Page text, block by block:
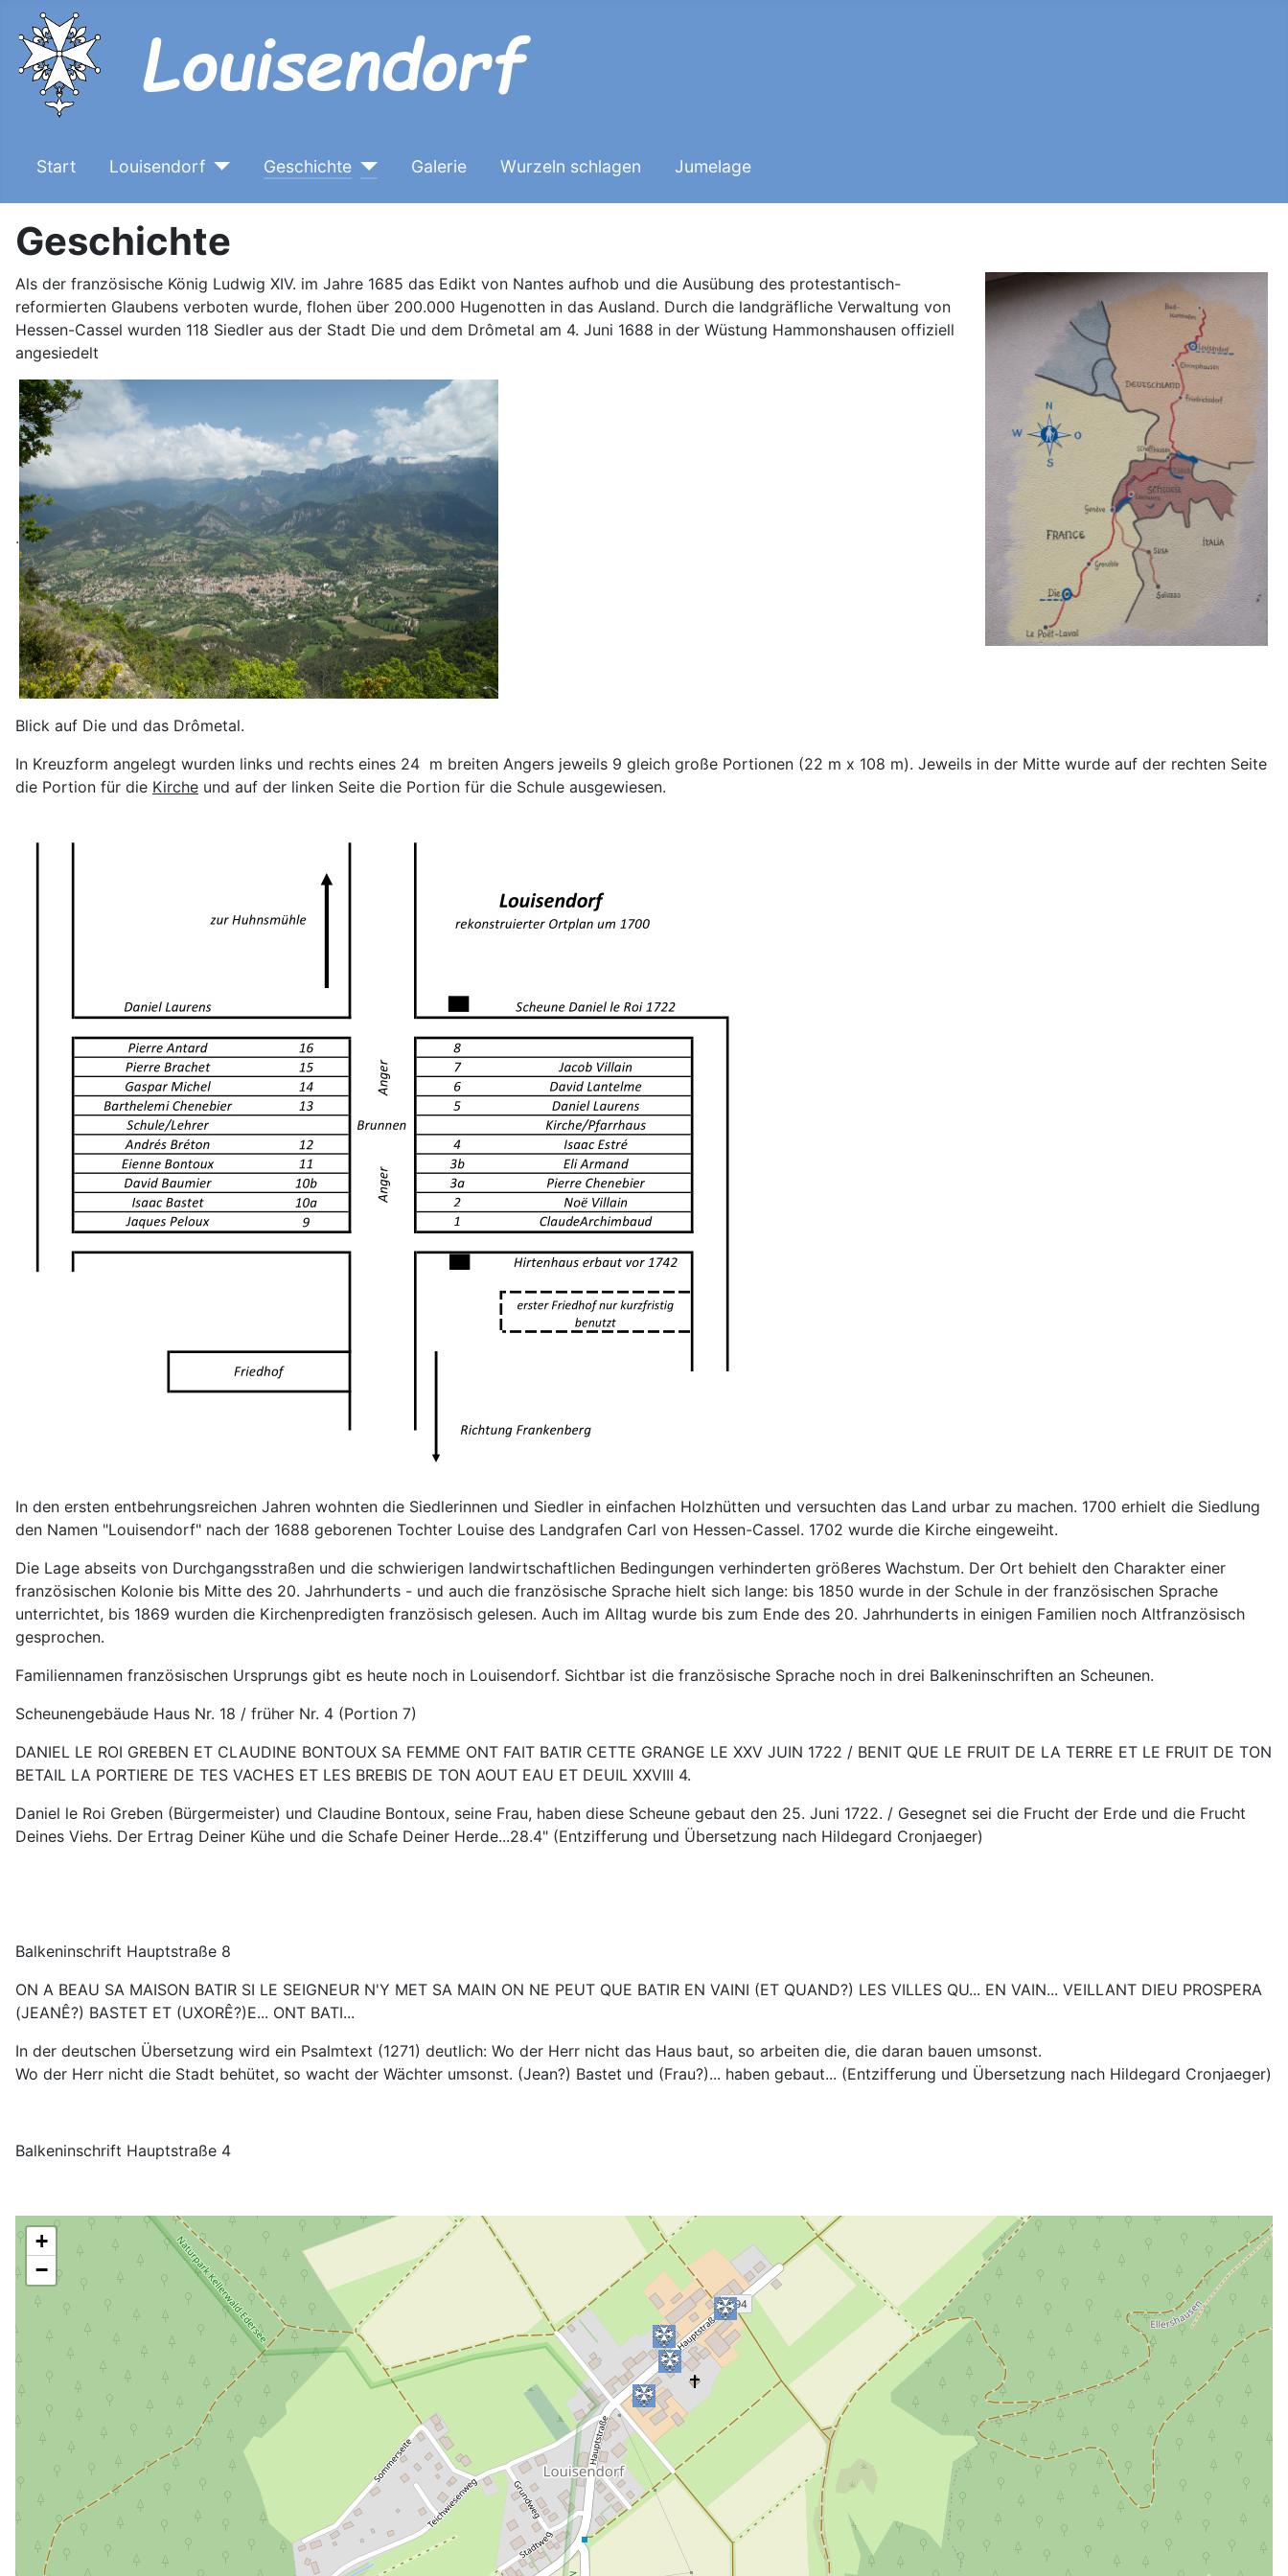
Start Louisendorf Geschichte Galerie Wurzeln schlagen Jumelage
Geschichte
Als der französische König Ludwig XIV. im Jahre 1685 das Edikt von Nantes aufhob und die Ausübung des protestantisch-
reformierten Glaubens verboten wurde, flohen über 200.000 Hugenotten in das Ausland. Durch die landgräfliche Verwaltung von
Hessen-Cassel wurden 118 Siedler aus der Stadt Die und dem Drômetal am 4. Juni 1688 in der Wüstung Hammonshausen offiziell
angesiedelt
.
Blick auf Die und das Drômetal.
In Kreuzform angelegt wurden links und rechts eines 24 m breiten Angers jeweils 9 gleich große Portionen (22 m x 108 m). Jeweils in der Mitte wurde auf der rechten Seite
die Portion für die Kirche und auf der linken Seite die Portion für die Schule ausgewiesen.
In den ersten entbehrungsreichen Jahren wohnten die Siedlerinnen und Siedler in einfachen Holzhütten und versuchten das Land urbar zu machen. 1700 erhielt die Siedlung
den Namen "Louisendorf" nach der 1688 geborenen Tochter Louise des Landgrafen Carl von Hessen-Cassel. 1702 wurde die Kirche eingeweiht.
Die Lage abseits von Durchgangsstraßen und die schwierigen landwirtschaftlichen Bedingungen verhinderten größeres Wachstum. Der Ort behielt den Charakter einer
französischen Kolonie bis Mitte des 20. Jahrhunderts - und auch die französische Sprache hielt sich lange: bis 1850 wurde in der Schule in der französischen Sprache
unterrichtet, bis 1869 wurden die Kirchenpredigten französisch gelesen. Auch im Alltag wurde bis zum Ende des 20. Jahrhunderts in einigen Familien noch Altfranzösisch
gesprochen.
Familiennamen französischen Ursprungs gibt es heute noch in Louisendorf. Sichtbar ist die französische Sprache noch in drei Balkeninschriften an Scheunen.
Scheunengebäude Haus Nr. 18 / früher Nr. 4 (Portion 7)
DANIEL LE ROI GREBEN ET CLAUDINE BONTOUX SA FEMME ONT FAIT BATIR CETTE GRANGE LE XXV JUIN 1722 / BENIT QUE LE FRUIT DE LA TERRE ET LE FRUIT DE TON
BETAIL LA PORTIERE DE TES VACHES ET LES BREBIS DE TON AOUT EAU ET DEUIL XXVIII 4.
Daniel le Roi Greben (Bürgermeister) und Claudine Bontoux, seine Frau, haben diese Scheune gebaut den 25. Juni 1722. / Gesegnet sei die Frucht der Erde und die Frucht
Deines Viehs. Der Ertrag Deiner Kühe und die Schafe Deiner Herde...28.4" (Entzifferung und Übersetzung nach Hildegard Cronjaeger)
Balkeninschrift Hauptstraße 8
ON A BEAU SA MAISON BATIR SI LE SEIGNEUR N'Y MET SA MAIN ON NE PEUT QUE BATIR EN VAINI (ET QUAND?) LES VILLES QU... EN VAIN... VEILLANT DIEU PROSPERA
(JEANÊ?) BASTET ET (UXORÊ?)E... ONT BATI...
In der deutschen Übersetzung wird ein Psalmtext (1271) deutlich: Wo der Herr nicht das Haus baut, so arbeiten die, die daran bauen umsonst.
Wo der Herr nicht die Stadt behütet, so wacht der Wächter umsonst. (Jean?) Bastet und (Frau?)... haben gebaut... (Entzifferung und Übersetzung nach Hildegard Cronjaeger)
Balkeninschrift Hauptstraße 4
+
−